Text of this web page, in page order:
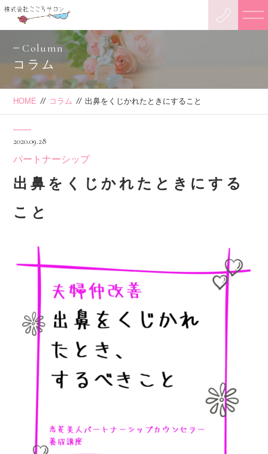
Column
コラム
HOME // コラム // 出鼻をくじかれたときにすること
2020.09.28
パートナーシップ
出鼻をくじかれたときにする
こと